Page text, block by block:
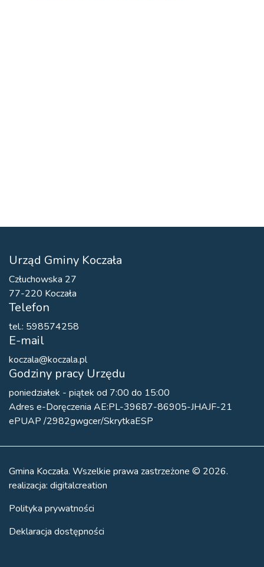
Urząd Gminy Koczała
Człuchowska 27
77-220 Koczała
Telefon
tel.: 598574258
E-mail
koczala@koczala.pl
Godziny pracy Urzędu
poniedziałek - piątek od 7:00 do 15:00
Adres e-Doręczenia AE:PL-39687-86905-JHAJF-21
ePUAP /2982gwgcer/SkrytkaESP
Gmina Koczała. Wszelkie prawa zastrzeżone © 2026.
realizacja: digitalcreation
Polityka prywatności
Deklaracja dostępności